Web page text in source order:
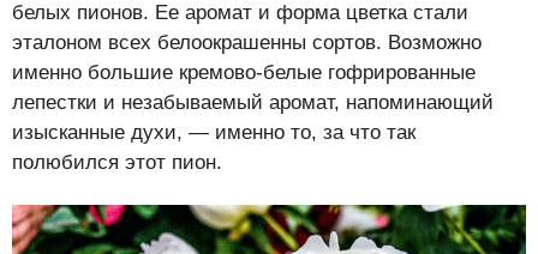
белых пионов. Ее аромат и форма цветка стали
эталоном всех белоокрашенны сортов. Возможно
именно большие кремово-белые гофрированные
лепестки и незабываемый аромат, напоминающий
изысканные духи, — именно то, за что так
полюбился этот пион.